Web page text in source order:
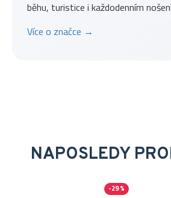
běhu, turistice i každodenním
Více o značce →
NAPOSLEDY
-29 %